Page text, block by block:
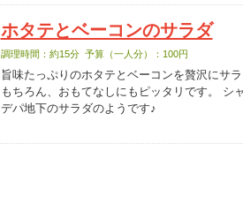
ホタテとベーコンのサラダ
調理時間：約15分 予算（一人分）：100円
旨味たっぷりのホタテとベーコンを贅沢にサ
もちろん、おもてなしにもピッタリです。 シ
デパ地下のサラダのようです♪